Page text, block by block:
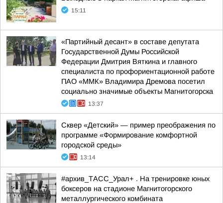
15:11
«Партийный десант» в составе депутата
Государственной Думы Российской
Федерации Дмитрия Вяткина и главного
специалиста по профориентационной работе
ПАО «ММК» Владимира Дремова посетил
социально значимые объекты Магнитогорска
13:37
Сквер «Детский» — пример преображения по
программе «Формирование комфортной
городской среды»
13:14
#архив_ТАСС_Урал+ . На тренировке юных
боксеров на стадионе Магнитогорского
металлургического комбината